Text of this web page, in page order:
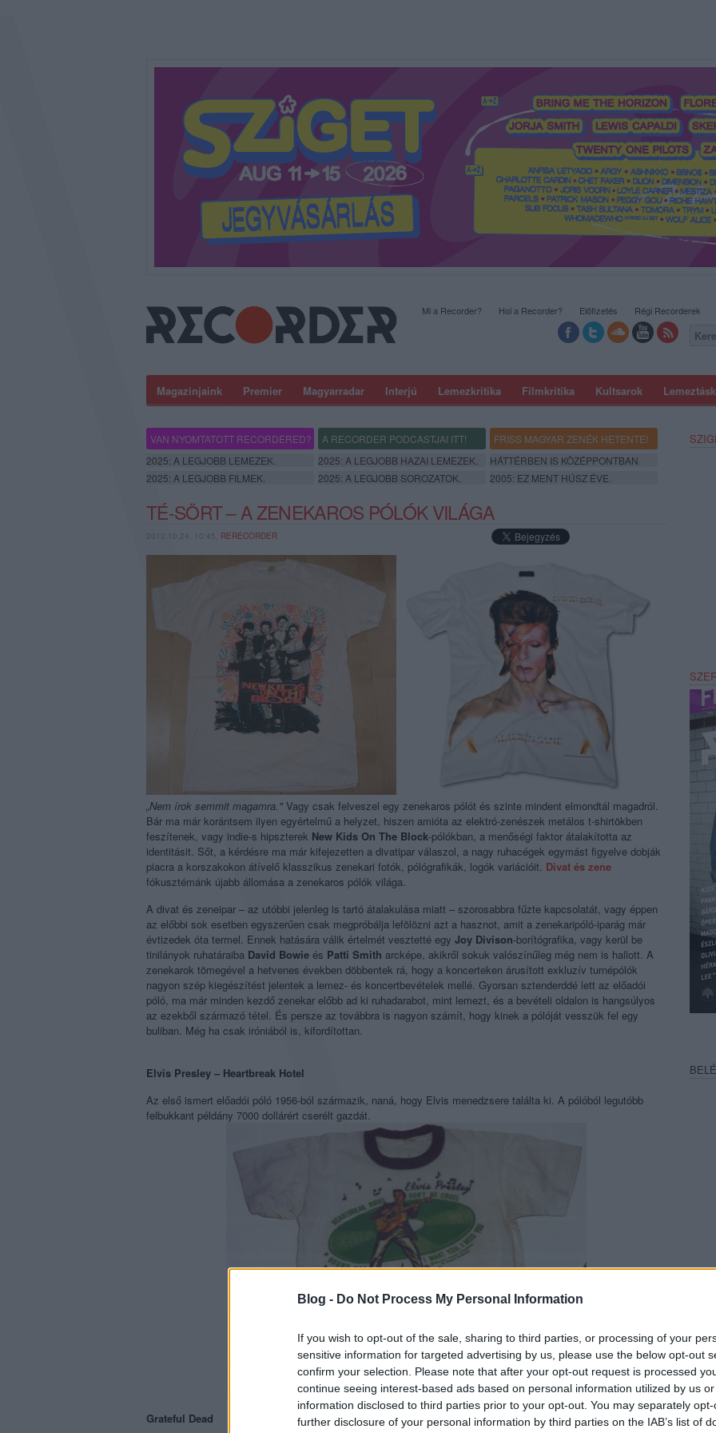
Blog - Do Not Process My Personal Information
If you wish to opt-out of the sale, sharing to third parties, or processing of your
sensitive information for targeted advertising by us, please use the below opt-out
confirm your selection. Please note that after your opt-out request is processed
continue seeing interest-based ads based on personal information utilized by us
information disclosed to third parties prior to your opt-out. You may separately
further disclosure of your personal information by third parties on the IAB’s list of
Magazinjaink Premier Magyarradar Interjú Lemezkritika Filmkritika Kultsarok
Mi a Recorder? Hol a Recorder? Előfizetés Régi Recorderek
VAN NYOMTATOTT RECORDERED? A RECORDER PODCASTJAI ITT!
FRISS MAGYAR ZENÉK HETENTE!
2025: A LEGJOBB LEMEZEK.
2025: A LEGJOBB HAZAI LEMEZEK.
HÁTTÉRBEN IS KÖZÉPPONTBAN.
2025: A LEGJOBB FILMEK.
2025: A LEGJOBB SOROZATOK. 2005: EZ MENT HÚSZ ÉVE.
TÉ-SÖRT – A ZENEKAROS PÓLÓK VILÁGA
2012.10.24. 10:45, RERECORDER
„Nem írok semmit magamra." Vagy csak felveszel egy zenekaros pólót és szinte mindent elmondtál magadról.
Bár ma már korántsem ilyen egyértelmű a helyzet, hiszen amióta az elektró-zenészek metálos t-shirtökben
feszítenek, vagy indie-s hipszterek New Kids On The Block-pólókban, a menőségi faktor átalakította az
identitásit. Sőt, a kérdésre ma már kifejezetten a divatipar válaszol, a nagy ruhacégek egymást figyelve dobják
piacra a korszakokon átívelő klasszikus zenekari fotók, pólógrafikák, logók variációit. Divat és zene
fókusztémánk újabb állomása a zenekaros pólók világa.
A divat és zeneipar – az utóbbi jelenleg is tartó átalakulása miatt – szorosabbra fűzte kapcsolatát, vagy éppen
az előbbi sok esetben egyszerűen csak megpróbálja lefölözni azt a hasznot, amit a zenekaripóló-iparág már
évtizedek óta termel. Ennek hatására válik értelmét vesztetté egy Joy Divison-borítógrafika, vagy kerül be
tinilányok ruhatáraiba David Bowie és Patti Smith arcképe, akikről sokuk valószínűleg még nem is hallott. A
zenekarok tömegével a hetvenes években döbbentek rá, hogy a koncerteken árusított exkluzív turnépólók
nagyon szép kiegészítést jelentek a lemez- és koncertbevételek mellé. Gyorsan sztenderddé lett az előadói
póló, ma már minden kezdő zenekar előbb ad ki ruhadarabot, mint lemezt, és a bevételi oldalon is hangsúlyos
az ezekből származó tétel. És persze az továbbra is nagyon számít, hogy kinek a pólóját vesszük fel egy
buliban. Még ha csak iróniából is, kifordítottan.
Elvis Presley – Heartbreak Hotel
Az első ismert előadói póló 1956-ból származik, naná, hogy Elvis menedzsere találta ki. A pólóból legutóbb
felbukkant példány 7000 dollárért cserélt gazdát.
Grateful Dead